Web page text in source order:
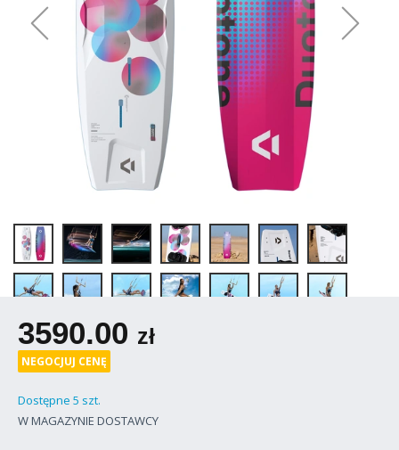
3590.00 zł
NEGOCJUJ CENĘ
Dostępne 5 szt.
W MAGAZYNIE DOSTAWCY